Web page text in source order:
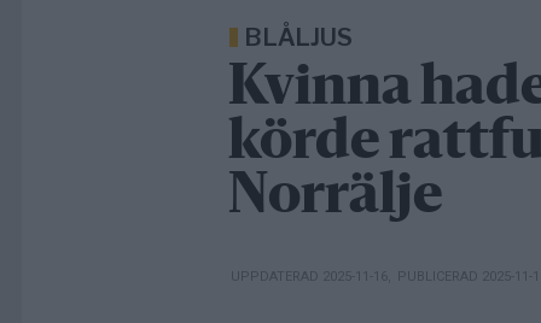
BLÅLJUS
Kvinna
körde
Norrälje
UPPDATERAD 2025-11-16, PUBLICERAD 2025-11-